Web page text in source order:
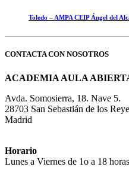
Toledo – AMPA CEIP Ángel del
CONTACTA CON NOSOTROS
ACADEMIA AULA
Avda. Somosierra, 18. Nave 5.
28703 San Sebastián de los
Madrid
Horario
Lunes a Viernes de 1o a 18